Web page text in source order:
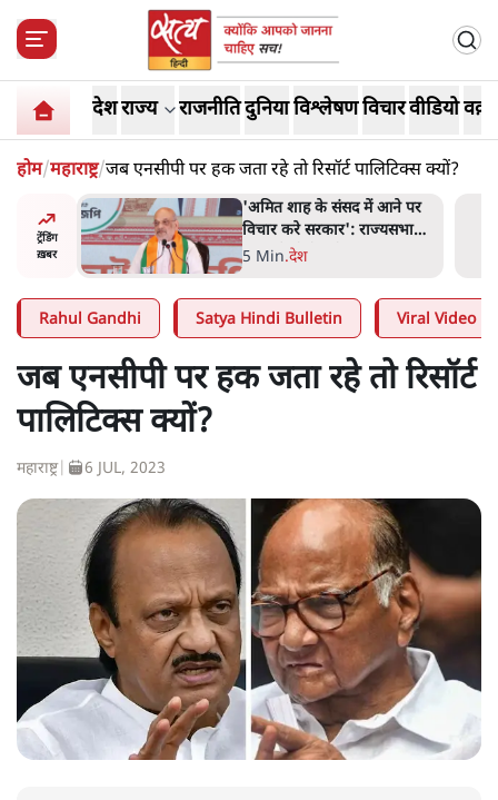
देशराज्य राजनीतिदुनियाविश्लेषणविचारवीडियो
होम/महाराष्ट्र/जब एनसीपी पर हक जता रहे तो रिसॉर्ट पालिटिक्स क्यों?
ट्रेंडिंग
ख़बर
जनता का 2.32 करोड़ रोज़ाना
खर्चः योगी सरकार ने विज्ञापनों पर
उड़ाने में मोदी 3.0 को भी पीछे
7 Min.उत्तर प्रदेश
Rahul Gandhi Satya Hindi Bulletin Viral Video
जब एनसीपी पर हक जता रहे तो रिसॉर्ट
पालिटिक्स क्यों?
महाराष्ट्र| 6 JUL, 2023